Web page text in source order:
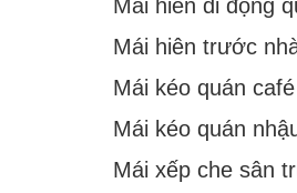
Mái hiên di động
Mái hiên trước
Mái kéo quán café
Mái kéo quán
Mái xếp che sân